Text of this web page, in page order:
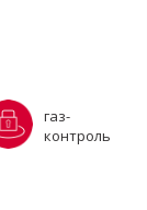
газ-
контроль